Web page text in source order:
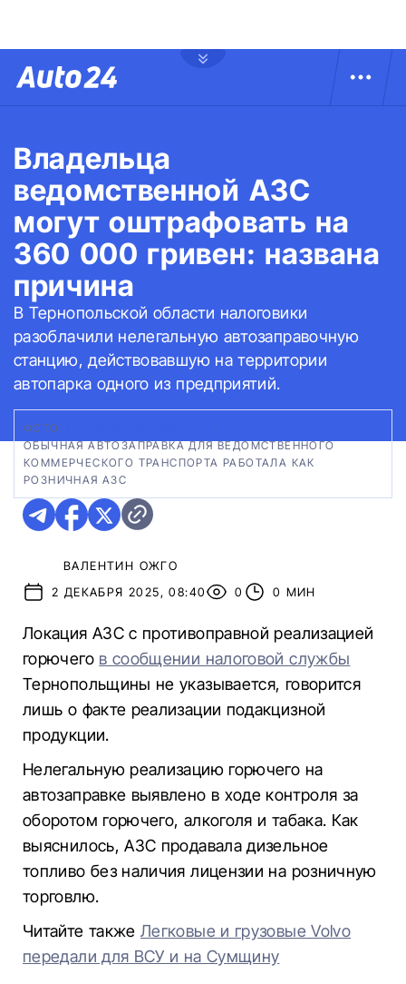
Владельца
ведомственной АЗС
могут оштрафовать на
360 000 гривен: названа
причина
В Тернопольской области налоговики
разоблачили нелегальную автозаправочную
станцию, действовавшую на территории
автопарка одного из предприятий.
ФОТО:
ОБЫЧНАЯ АВТОЗАПРАВКА ДЛЯ ВЕДОМСТВЕННОГО
КОММЕРЧЕСКОГО ТРАНСПОРТА РАБОТАЛА КАК
РОЗНИЧНАЯ АЗС
ВАЛЕНТИН ОЖГО
2 ДЕКАБРЯ 2025, 08:40
0 0 МИН
Локация АЗС с противоправной реализацией
горючего в сообщении налоговой службы
Тернопольщины не указывается, говорится
лишь о факте реализации подакцизной
продукции.
Нелегальную реализацию горючего на
автозаправке выявлено в ходе контроля за
оборотом горючего, алкоголя и табака. Как
выяснилось, АЗС продавала дизельное
топливо без наличия лицензии на розничную
торговлю.
Читайте такжеЛегковые и грузовые Volvo
передали для ВСУ и на Сумщину